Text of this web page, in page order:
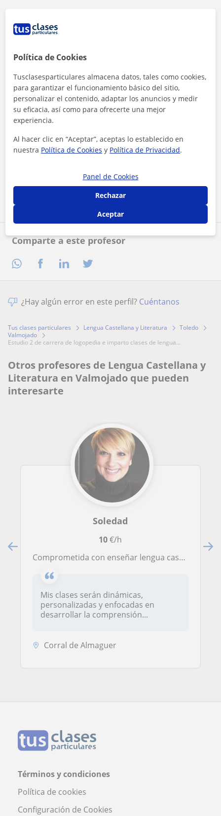
Comparte a este profesor
Contactar ahora
¿Hay algún error en este perfil? Cuéntanos
Tus clases particulares Lengua Castellana y Literatura
Toledo
Valmojado
estudio 2 de carrera de logopedia e imparto clases de lengua...
Otros profesores de Lengua Castellana y
Literatura en Valmojado que pueden
interesarte
Soledad
10€/h
Comprometida con enseñar lengua castellana y literatura de forma clara, práctica y cercana.
Mis clases serán dinámicas,
personalizadas y enfocadas en
desarrollar la comprensión...
Corral de Almaguer
Términos y condiciones
Política de cookies
Configuración de Cookies
Política de Cookies
Tusclasesparticulares almacena datos, tales como cookies,
para garantizar el funcionamiento básico del sitio,
personalizar el contenido, adaptar los anuncios y medir
su eficacia, así como para ofrecerte una mejor
experiencia.
Al hacer clic en “Aceptar”, aceptas lo establecido en
nuestra Política de Cookies y Política de Privacidad.
Panel de Cookies
Rechazar
Aceptar